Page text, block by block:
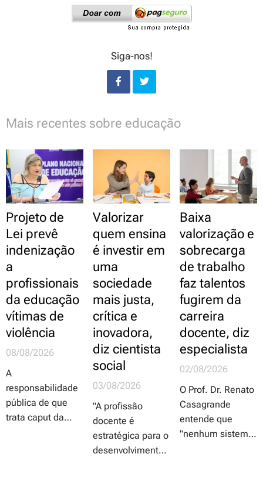
Siga-nos!
Mais recentes sobre educação
Projeto de
Lei prevê
indenização
a
profissionais
da educação
vítimas de
violência
08/08/2026
A
responsabilidade
pública de que
trata caput da
Valorizar
quem ensina
é investir em
uma
sociedade
mais justa,
crítica e
inovadora,
diz cientista
social
03/08/2026
"A profissão
docente é
estratégica para o
desenvolvimento
Baixa
valorização e
sobrecarga
de trabalho
faz talentos
fugirem da
carreira
docente, diz
especialista
02/08/2026
O Prof. Dr. Renato
Casagrande
entende que
"nenhum sistema